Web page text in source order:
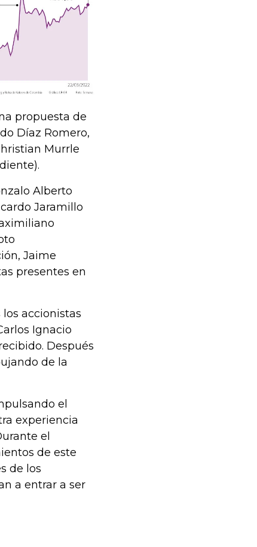
propuesta de
Díaz Romero,
Murrle
Alberto
Jaramillo
Jaime
presentes en
accionistas
Ignacio
Después
de la
el
experiencia
el
de este
de los
a entrar a ser